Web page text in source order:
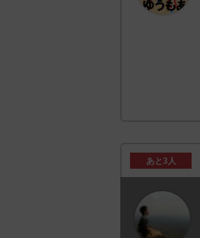
あと3人